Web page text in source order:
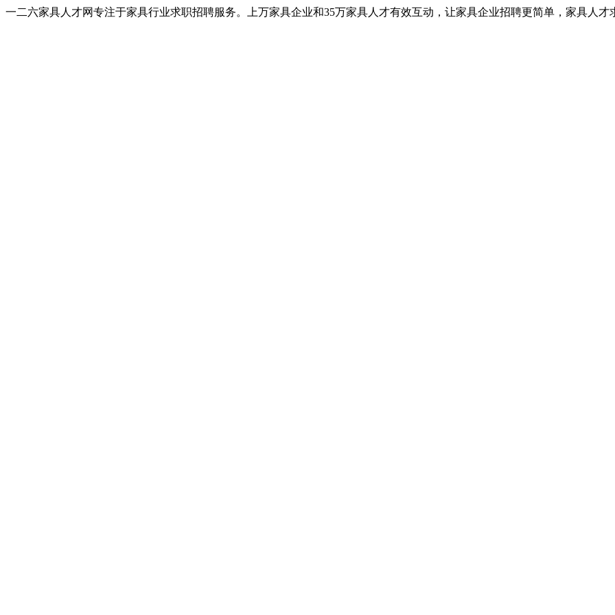
一二六家具人才网专注于家具行业求职招聘服务。上万家具企业和35万家具人才有效互动，让家具企业招聘更简单，家具人才